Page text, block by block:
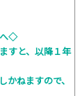
へ◇
すと、以降１年
ねますので、